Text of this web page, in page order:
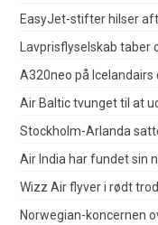
EasyJet-stifter hilser
Lavprisflyselskab taber
A320neo på Icelandairs
Air Baltic tvunget til at
Stockholm-Arlanda
Air India har fundet sin
Wizz Air flyver i rødt
Norwegian-koncernen